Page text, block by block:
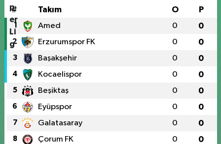
# Takım O P
1 Amed 0 0
2 Erzurumspor FK 0 0
3 Başakşehir 0 0
4 Kocaelispor 0 0
5 Beşiktaş 0 0
6 Eyüpspor 0 0
7 Galatasaray 0 0
8 Çorum FK 0 0